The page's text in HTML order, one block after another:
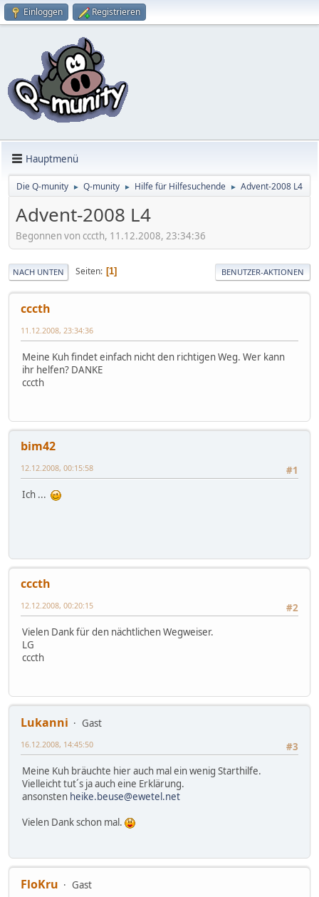
Einloggen Registrieren
Hauptmenü
Die Q-munity ► Q-munity ► Hilfe für Hilfesuchende ► Advent-2008 L4
Advent-2008 L4
Begonnen von cccth, 11.12.2008, 23:34:36
NACH UNTEN Seiten 1 BENUTZER-AKTIONEN
cccth
11.12.2008, 23:34:36
Meine Kuh findet einfach nicht den richtigen Weg. Wer kann
ihr helfen? DANKE
cccth
bim42
#1
12.12.2008, 00:15:58
Ich ...
cccth
#2
12.12.2008, 00:20:15
Vielen Dank für den nächtlichen Wegweiser.
LG
cccth
Lukanni
Gast
#3
16.12.2008, 14:45:50
Meine Kuh bräuchte hier auch mal ein wenig Starthilfe.
Vielleicht tut´s ja auch eine Erklärung.
ansonsten heike.beuse@ewetel.net
Vielen Dank schon mal.
FloKru
Gast